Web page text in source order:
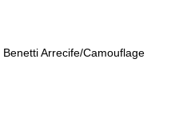
Benetti Arrecife/Camouflage